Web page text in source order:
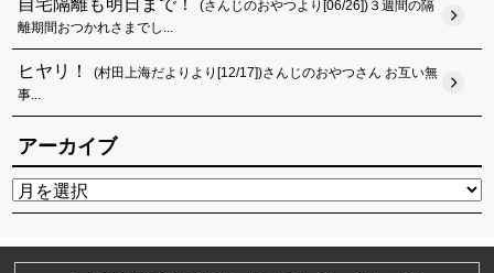
自宅隔離も明日まで！
(さんじのおやつより[06/26])３週間の隔
離期間おつかれさまでし...
ヒヤリ！
(村田上海だよりより[12/17])さんじのおやつさん お互い無
事...
アーカイブ